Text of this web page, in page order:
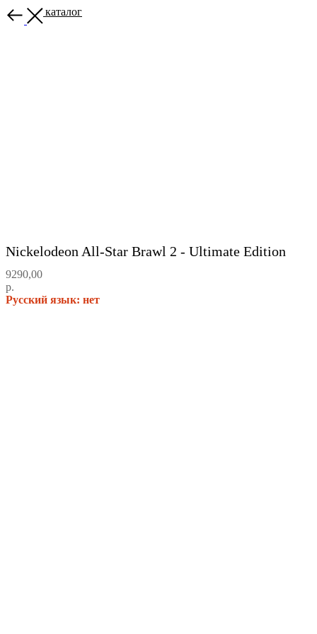
Назад в каталог
Nickelodeon All-Star Brawl 2 - Ultimate Edition
9290,00
р.
Русский язык: нет